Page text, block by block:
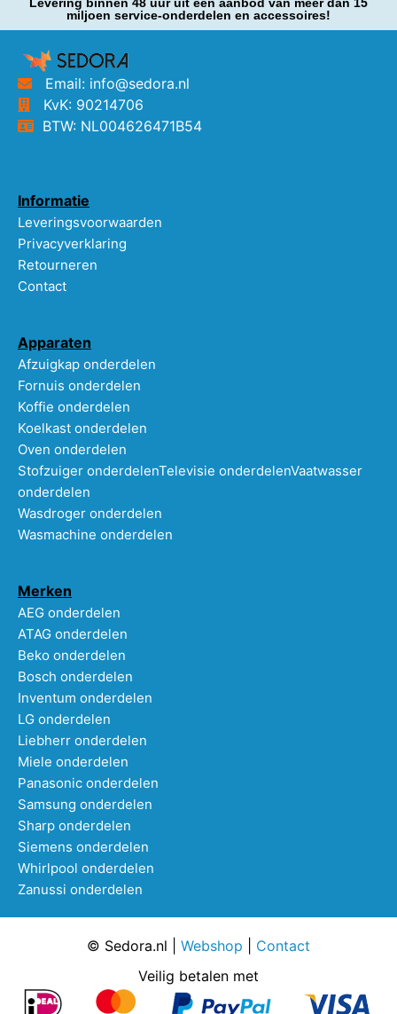
miljoen service-onderdelen en accessoires!
Email: info@sedora.nl
KvK: 90214706
BTW: NL004626471B54
Informatie
Leveringsvoorwaarden
Privacyverklaring
Retourneren
Contact
Apparaten
Afzuigkap onderdelen
Fornuis onderdelen
Koffie onderdelen
Koelkast onderdelen
Oven onderdelen
Stofzuiger onderdelenTelevisie onderdelenVaatwasser
onderdelen
Wasdroger onderdelen
Wasmachine onderdelen
Merken
AEG onderdelen
ATAG onderdelen
Beko onderdelen
Bosch onderdelen
Inventum onderdelen
LG onderdelen
Liebherr onderdelen
Miele onderdelen
Panasonic onderdelen
Samsung onderdelen
Sharp onderdelen
Siemens onderdelen
Whirlpool onderdelen
Zanussi onderdelen
© Sedora.nl | Webshop
Contact
Veilig betalen met